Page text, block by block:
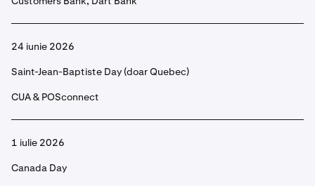
24 iunie 2026
Saint-Jean-Baptiste Day (doar Quebec)
CUA & POSconnect
1 iulie 2026
Canada Day